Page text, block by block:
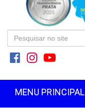
MENU PRINCIPAL